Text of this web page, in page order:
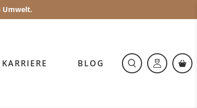
Umwelt.
KARRIERE BLOG